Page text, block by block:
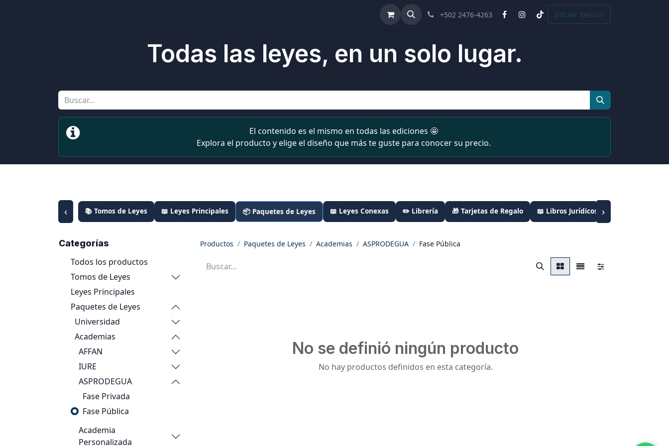
Términos y Condiciones Ayuda Cursos
+502 2476-4263 Iniciar sesión
Todas las leyes, en un solo lugar.
El contenido es el mismo en todas las ediciones 🤩
Explora el producto y elige el diseño que más te guste para conocer su precio.
‹ 📚 Tomos de Leyes 📖 Leyes Principales 📦 Paquetes de Leyes 📖 Leyes Conexas ✏️ Librería 🎁 Tarjetas de Regalo 📖 Libros Jurídicos ›
Categorías
Todos los productos
Tomos de Leyes
Leyes Principales
Paquetes de Leyes
Universidad
Academias
AFFAN
IURE
ASPRODEGUA
Fase Privada
Fase Pública
Academia
Personalizada
Productos Paquetes de Leyes Academias ASPRODEGUA Fase Pública
No se definió ningún producto
No hay productos definidos en esta categoría.